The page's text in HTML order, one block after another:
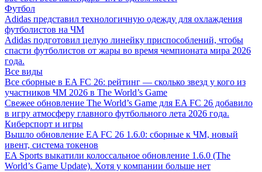
Футбол
Adidas представил технологичную одежду для охлаждения
футболистов на ЧМ
Adidas подготовил целую линейку приспособлений, чтобы
спасти футболистов от жары во время чемпионата мира 2026
года.
Все виды
Все сборные в EA FC 26: рейтинг — сколько звезд у кого из
участников ЧМ 2026 в The World’s Game
Свежее обновление The World’s Game для EA FC 26 добавило
в игру атмосферу главного футбольного лета 2026 года.
Киберспорт и игры
Вышло обновление EA FC 26 1.6.0: сборные к ЧМ, новый
ивент, система токенов
EA Sports выкатили колоссальное обновление 1.6.0 (The
World’s Game Update). Хотя у компании больше нет